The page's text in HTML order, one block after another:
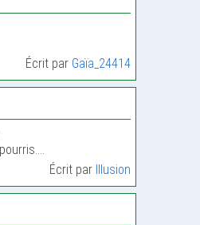
Écrit par Gaïa_24414
Écrit par
Illusion